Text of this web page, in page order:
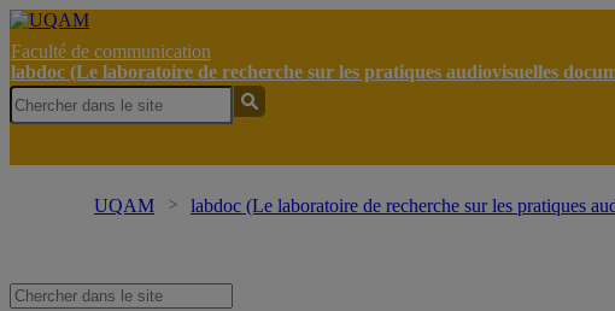
Faculté de communication
labdoc (Le laboratoire de recherche sur les pratiques audiovisuelles
UQAM labdoc (Le laboratoire de recherche sur les pratiques